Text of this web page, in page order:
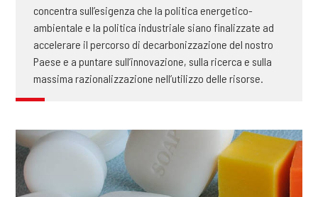
concentra sull’esigenza che la politica energetico-
ambientale e la politica industriale siano finalizzate ad
accelerare il percorso di decarbonizzazione del nostro
Paese e a puntare sull’innovazione, sulla ricerca e sulla
massima razionalizzazione nell’utilizzo delle risorse.